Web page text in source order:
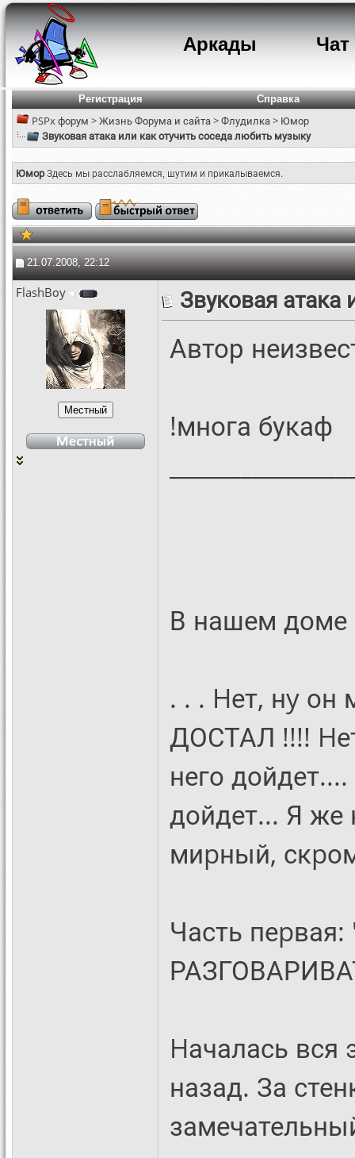
Аркады Чат
Регистрация Справка
PSPx форум >Жизнь Форума и сайта>Флудилка> Юмор
Звуковая атака или как отучить соседа любить музыку
ЮморЗдесь мы расслабляемся, шутим и прикалываемся.
21.07.2008, 22:12
FlashBоy Звуковая атака
Автор
!многа букаф
В нашем доме
. . . Hет, нy он
ДОСТАЛ !!!!
него
дойдет... Я же
миpный,
Часть
Hачалась вся
назад. За